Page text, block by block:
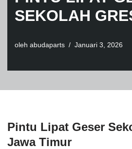
SEKOLAH
oleh abudaparts Januari 3, 2026
Pintu Lipat Geser
Jawa Timur